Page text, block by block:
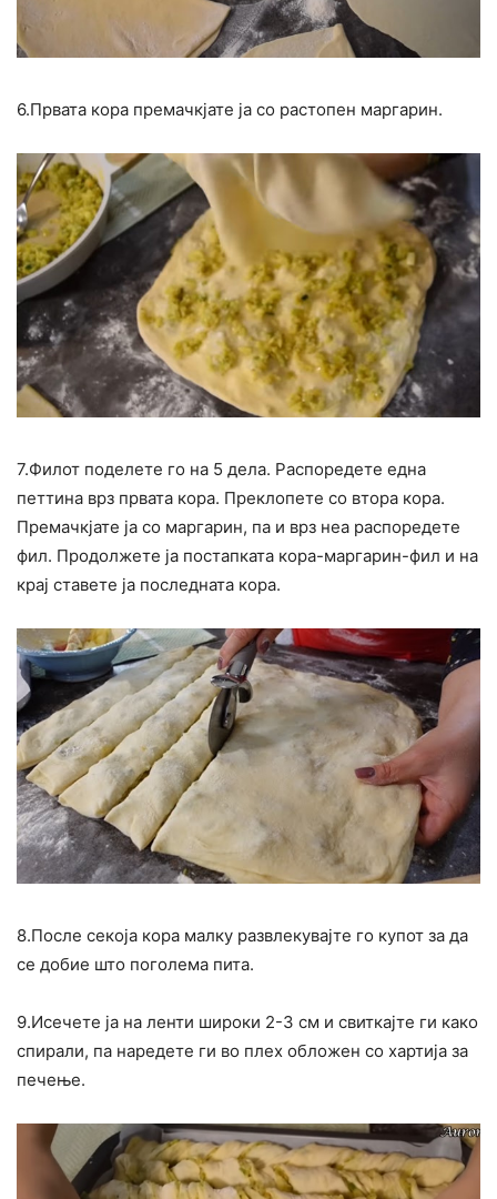
6.Првата кора премачкјате ја со растопен маргарин.
7.Филот поделете го на 5 дела. Распоредете една
петтина врз првата кора. Преклопете со втора кора.
Премачкјате ја со маргарин, па и врз неа распоредете
фил. Продолжете ја постапката кора-маргарин-фил и на
крај ставете ја последната кора.
8.После секоја кора малку развлекувајте го купот за да
се добие што поголема пита.
9.Исечете ја на ленти широки 2-3 см и свиткајте ги како
спирали, па наредете ги во плех обложен со хартија за
печење.